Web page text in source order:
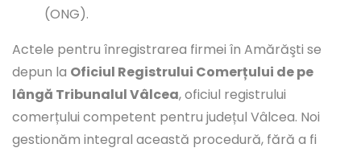
(ONG).
Actele pentru înregistrarea firmei în Amărăşti se
depun la Oficiul Registrului Comerțului de pe
lângă Tribunalul Vâlcea, oficiul registrului
comerțului competent pentru județul Vâlcea. Noi
gestionăm integral această procedură, fără a fi